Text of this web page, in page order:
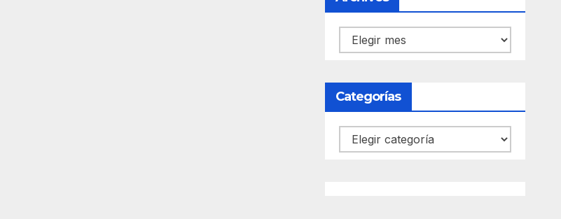
Archivos
Categorías
Categorías